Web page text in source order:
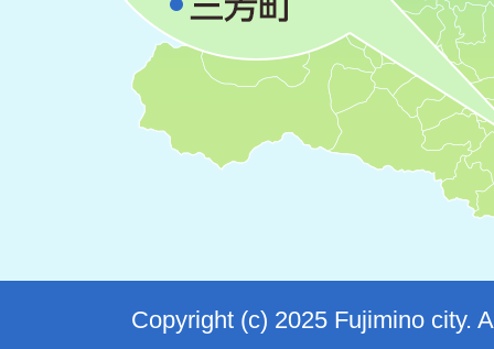
Copyright (c) 2025 Fujimino city.